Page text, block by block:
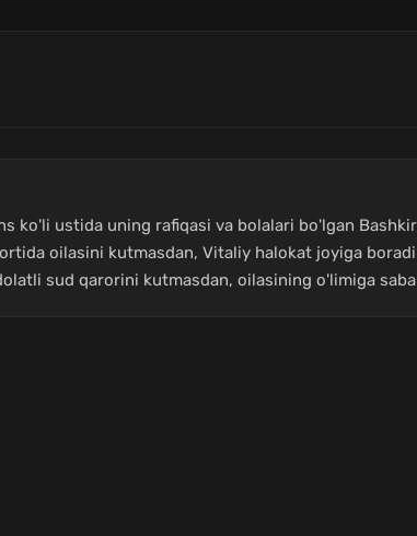
ko'li ustida uning rafiqasi va bolalari bo'lgan
oilasini kutmasdan, Vitaliy halokat joyiga
sud qarorini kutmasdan, oilasining o'limiga